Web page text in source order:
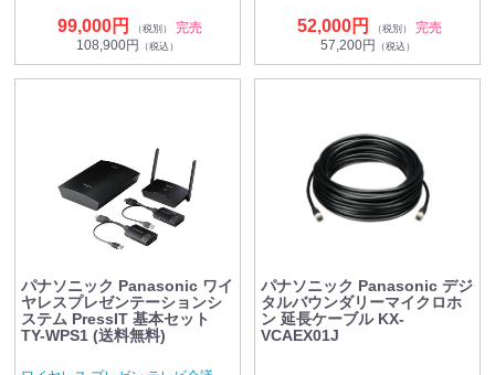
99,000円 （税別）
完売
108,900円 （税込）
52,000円 （税別）
完売
57,200円 （税込）
パナソニック Panasonic ワイ
ヤレスプレゼンテーションシ
ステム PressIT 基本セット
TY-WPS1 (送料無料)
パナソニック Panasonic デジ
タルバウンダリーマイクロホ
ン 延長ケーブル KX-
VCAEX01J